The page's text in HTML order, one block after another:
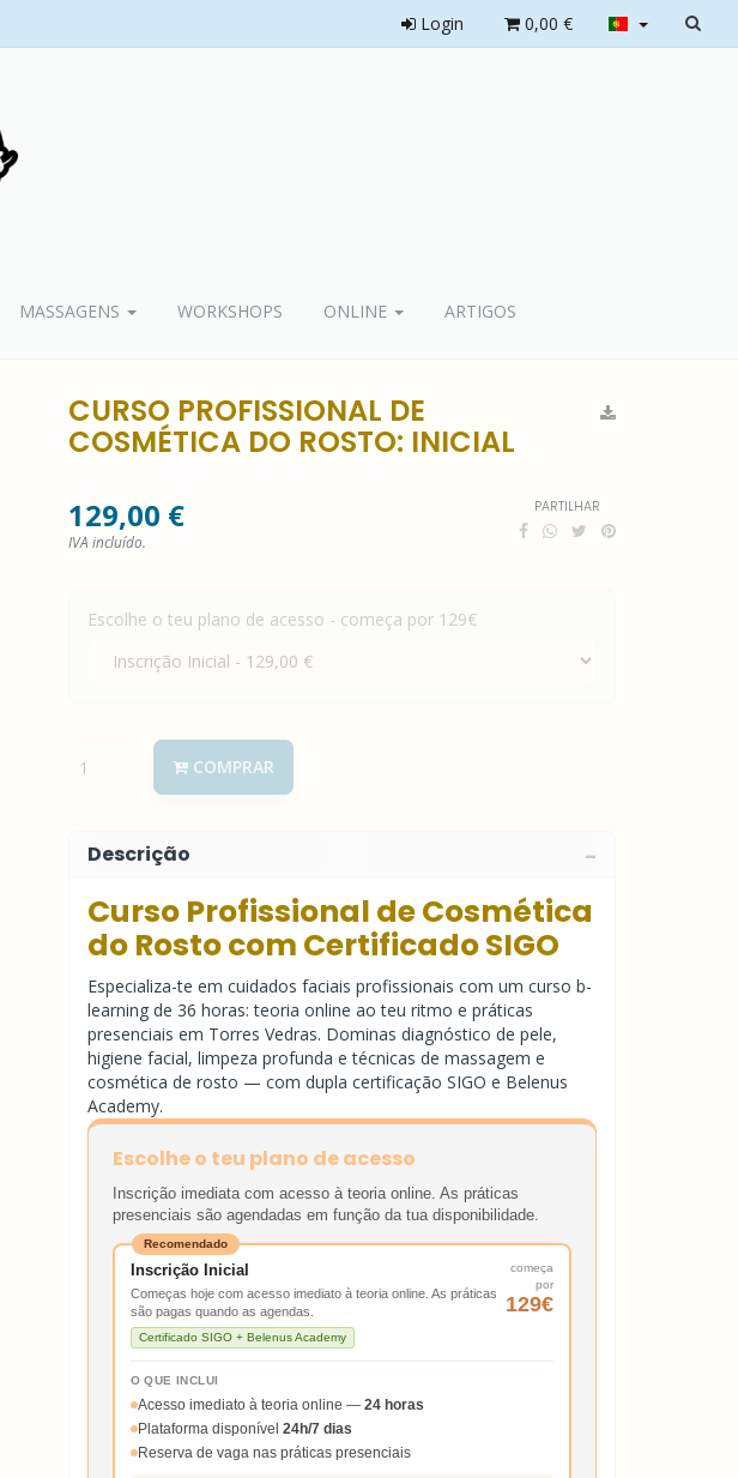
Login 0,00 €
MASSAGENS WORKSHOPS ONLINE ARTIGOS
CURSO PROFISSIONAL DE
COSMÉTICA DO ROSTO: INICIAL
129,00 €
IVA incluído.
PARTILHAR
Escolhe o teu plano de acesso - começa por 129€
COMPRAR
Descrição
Curso Profissional de Cosmética
do Rosto com Certificado SIGO
Especializa-te em cuidados faciais profissionais com um curso b-
learning de 36 horas: teoria online ao teu ritmo e práticas
presenciais em Torres Vedras. Dominas diagnóstico de pele,
higiene facial, limpeza profunda e técnicas de massagem e
cosmética de rosto — com dupla certificação SIGO e Belenus
Academy.
Escolhe o teu plano de acesso
Inscrição imediata com acesso à teoria online. As práticas
presenciais são agendadas em função da tua disponibilidade.
Recomendado
Inscrição Inicial
Começas hoje com acesso imediato à teoria online. As práticas
são pagas quando as agendas.
Certificado SIGO + Belenus Academy
começa
por
129€
O QUE INCLUI
Acesso imediato à teoria online — 24 horas
Plataforma disponível 24h/7 dias
Reserva de vaga nas práticas presenciais